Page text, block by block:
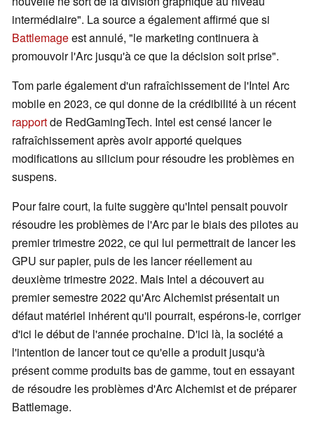
intermédiaire". La source a également affirmé que si
Battlemageest annulé, "le marketing continuera à
promouvoir l'Arc jusqu'à ce que la décision soit prise".
Tom parle également d'un rafraîchissement de l'Intel Arc
mobile en 2023, ce qui donne de la crédibilité à un récent
rapportde RedGamingTech. Intel est censé lancer le
rafraîchissement après avoir apporté quelques
modifications au silicium pour résoudre les problèmes en
suspens.
Pour faire court, la fuite suggère qu'Intel pensait pouvoir
résoudre les problèmes de l'Arc par le biais des pilotes au
premier trimestre 2022, ce qui lui permettrait de lancer les
GPU sur papier, puis de les lancer réellement au
deuxième trimestre 2022. Mais Intel a découvert au
premier semestre 2022 qu'Arc Alchemist présentait un
défaut matériel inhérent qu'il pourrait, espérons-le, corriger
d'ici le début de l'année prochaine. D'ici là, la société a
l'intention de lancer tout ce qu'elle a produit jusqu'à
présent comme produits bas de gamme, tout en essayant
de résoudre les problèmes d'Arc Alchemist et de préparer
Battlemage.